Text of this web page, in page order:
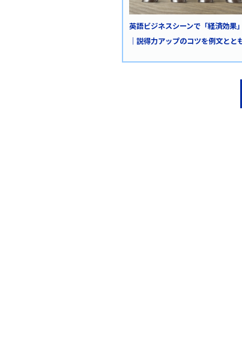
英語ビジネスシーンで「経済効果
｜説得力アップのコツを例文とと